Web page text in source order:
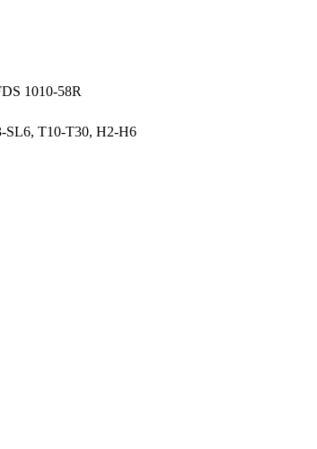
1010-58R
SL6, T10-T30, H2-H6